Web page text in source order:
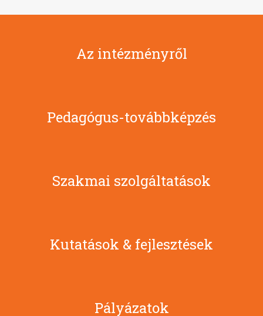
Az intézményről
Pedagógus-továbbképzés
Szakmai szolgáltatások
Kutatások & fejlesztések
Pályázatok